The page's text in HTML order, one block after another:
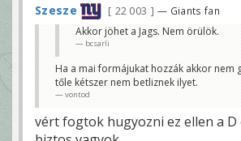
Szesze 22 003 — Giants fan
Akkor jöhet a Jags. Nem örülök.
bcsarli
Ha a mai formájukat hozzák akkor nem
tőle kétszer nem betliznek ilyet.
vontod
vért fogtok hugyozni ez ellen a D